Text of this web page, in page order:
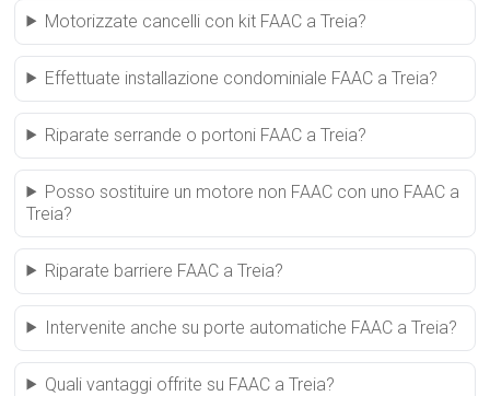
Motorizzate cancelli con kit FAAC a Treia?
Effettuate installazione condominiale FAAC a Treia?
Riparate serrande o portoni FAAC a Treia?
Posso sostituire un motore non FAAC con uno FAAC a
Treia?
Riparate barriere FAAC a Treia?
Intervenite anche su porte automatiche FAAC a Treia?
Quali vantaggi offrite su FAAC a Treia?